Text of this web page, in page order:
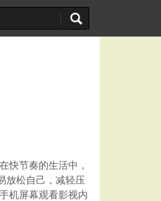
快节奏的生活中，
放松自己，减轻压
机屏幕观看影视内